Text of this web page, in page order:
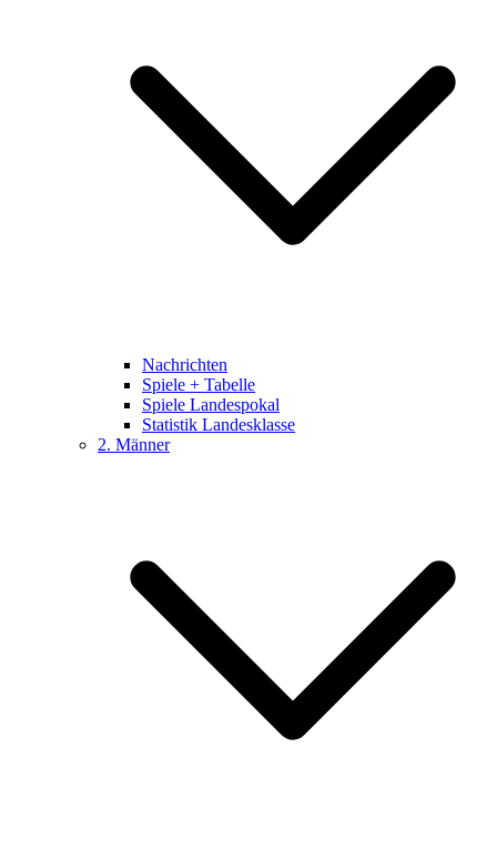
Nachrichten
Spiele + Tabelle
Spiele Landespokal
Statistik Landesklasse
2. Männer